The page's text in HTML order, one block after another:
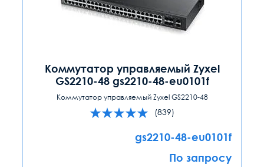
Коммутатор управляемый Zyxel
GS2210-48 gs2210-48-eu0101f
Коммутатор управляемый Zyxel GS2210-48
(839)
gs2210-48-eu0101f
По запросу